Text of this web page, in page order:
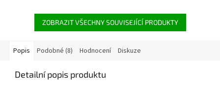
ZOBRAZIT VŠECHNY SOUVISEJÍCÍ PRODUKTY
Popis Podobné (8) Hodnocení Diskuze
Detailní popis produktu